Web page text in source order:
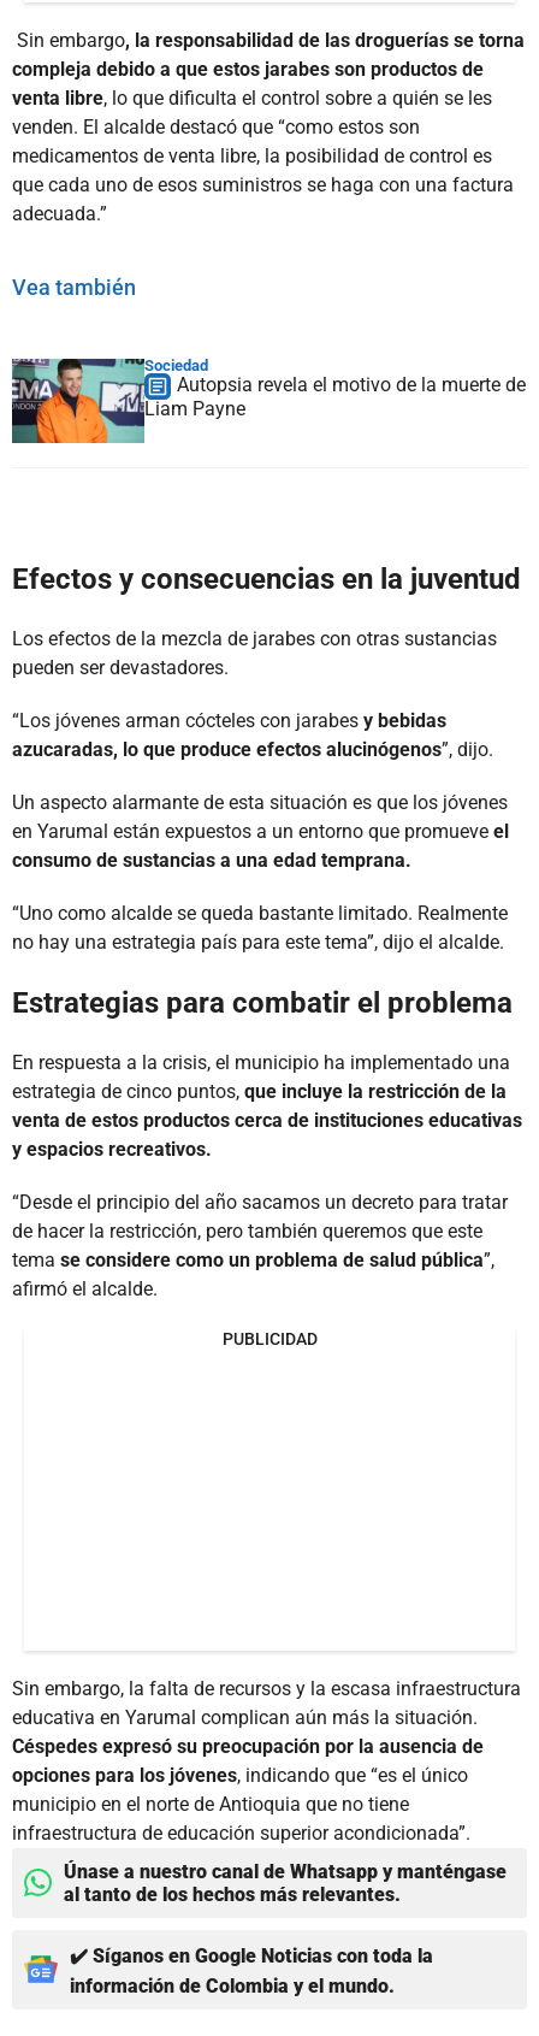
Sin embargo, la responsabilidad de las droguerías se torna
compleja debido a que estos jarabes son productos de
venta libre, lo que dificulta el control sobre a quién se les
venden. El alcalde destacó que “como estos son
medicamentos de venta libre, la posibilidad de control es
que cada uno de esos suministros se haga con una factura
adecuada.”
Vea también
Sociedad
Autopsia revela el motivo de la muerte de
Liam Payne
Efectos y consecuencias en la juventud
Los efectos de la mezcla de jarabes con otras sustancias
pueden ser devastadores.
“Los jóvenes arman cócteles con jarabes y bebidas
azucaradas, lo que produce efectos alucinógenos”, dijo.
Un aspecto alarmante de esta situación es que los jóvenes
en Yarumal están expuestos a un entorno que promueve el
consumo de sustancias a una edad temprana.
“Uno como alcalde se queda bastante limitado. Realmente
no hay una estrategia país para este tema”, dijo el alcalde.
Estrategias para combatir el problema
En respuesta a la crisis, el municipio ha implementado una
estrategia de cinco puntos, que incluye la restricción de la
venta de estos productos cerca de instituciones educativas
y espacios recreativos.
“Desde el principio del año sacamos un decreto para tratar
de hacer la restricción, pero también queremos que este
tema se considere como un problema de salud pública”,
afirmó el alcalde.
PUBLICIDAD
Sin embargo, la falta de recursos y la escasa infraestructura
educativa en Yarumal complican aún más la situación.
Céspedes expresó su preocupación por la ausencia de
opciones para los jóvenes, indicando que “es el único
municipio en el norte de Antioquia que no tiene
infraestructura de educación superior acondicionada”.
Únase a nuestro canal de Whatsapp y manténgase
al tanto de los hechos más relevantes.
✔️ Síganos en Google Noticias con toda la
información de Colombia y el mundo.